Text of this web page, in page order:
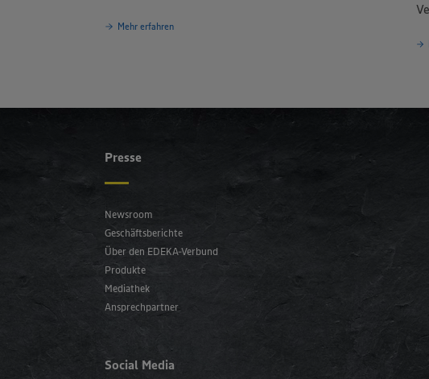
Mehr erfahren
Presse
Newsroom
Geschäftsberichte
Über den EDEKA-Verbund
Produkte
Mediathek
Ansprechpartner
Social Media